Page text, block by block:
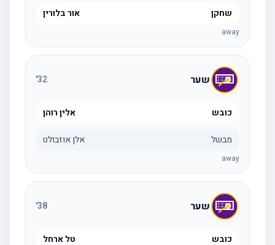
שחקן אור בלורין
away
שער 32
'
כובש אלין רוהן
מבשל אלן אוזבולט
away
שער 38
'
כובש טל ארחל